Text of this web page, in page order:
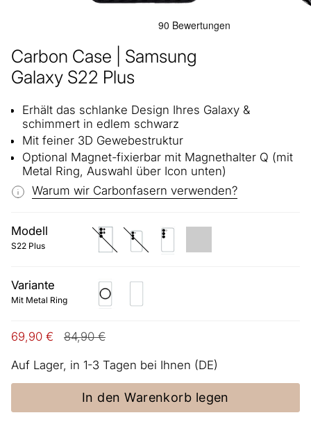
Carbon Case | Samsung
Galaxy S22 Plus
Erhält das schlanke Design Ihres Galaxy &
schimmert in edlem schwarz
Mit feiner 3D Gewebestruktur
Optional Magnet-fixierbar mit Magnethalter Q (mit
Metal Ring, Auswahl über Icon unten)
Warum wir Carbonfasern verwenden?
Modell
S22 Plus
s22-
ultra
s22
s22-
Variante
Mit Metal Ring
Mit
Metal
Ring
Ohne
System
69,90 €
Regulärer
84,90 €
Auf Lager, in 1-3 Tagen bei Ihnen (DE)
In den Warenkorb legen